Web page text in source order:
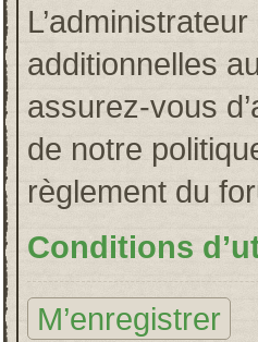
additionnelles
assurez-vous
de notre
règlement du
Conditions
M’enregistrer